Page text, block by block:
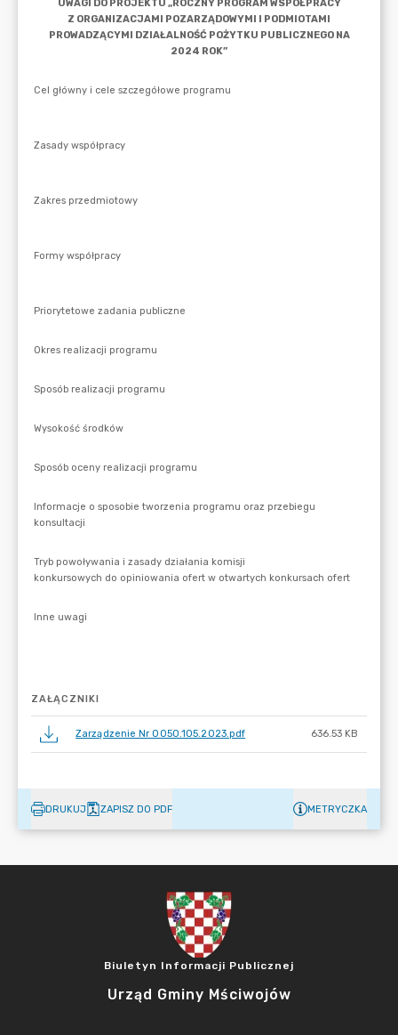
ZAŁĄCZNIKI
Zarządzenie Nr 0050.105.2023.pdf 636.53 KB
DRUKUJ ZAPISZ DO PDF METRYCZKA
Biuletyn Informacji Publicznej
Urząd Gminy Mściwojów